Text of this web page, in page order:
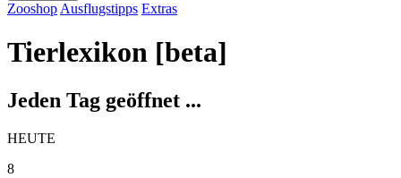
Zooshop Ausflugstipps Extras
Tierlexikon [beta]
Jeden Tag geöffnet ...
HEUTE
8